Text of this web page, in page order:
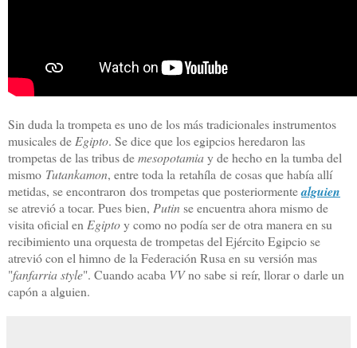
Sin duda la trompeta es uno de los más tradicionales instrumentos
musicales de Egipto. Se dice que los egipcios heredaron las
trompetas de las tribus demesopotamiay de hecho en la tumba del
mismo Tutankamon, entre toda la retahíla de cosas que había allí
metidas, se encontraron dos trompetas que posteriormentealguien
se atrevió a tocar. Pues bien, Putinse encuentra ahora mismo de
visita oficial en Egiptoy como no podía ser de otra manera en su
recibimiento una orquesta de trompetas del Ejército Egipcio se
atrevió con el himno de la Federación Rusa en su versión mas
"fanfarria style". Cuando acaba VVno sabe si reír, llorar o darle un
capón a alguien.